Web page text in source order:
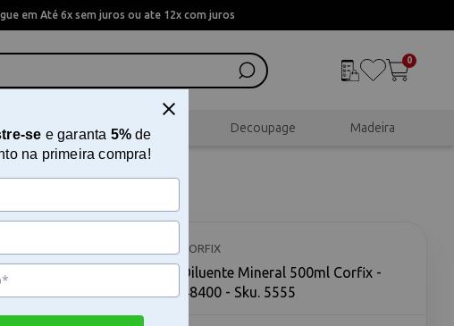
em Até 6x sem juros ou ate 12x com juros
0
Artesanal Scrapbook Decoupage Madeira
- 48400
CORFIX
Diluente Mineral 500ml Corfix -
48400 - Sku. 5555
se e garanta 5%de
na primeira compra!